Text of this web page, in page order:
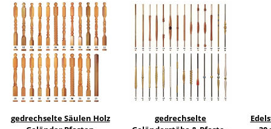
gedrechselte Säulen Holz
gedrechselte